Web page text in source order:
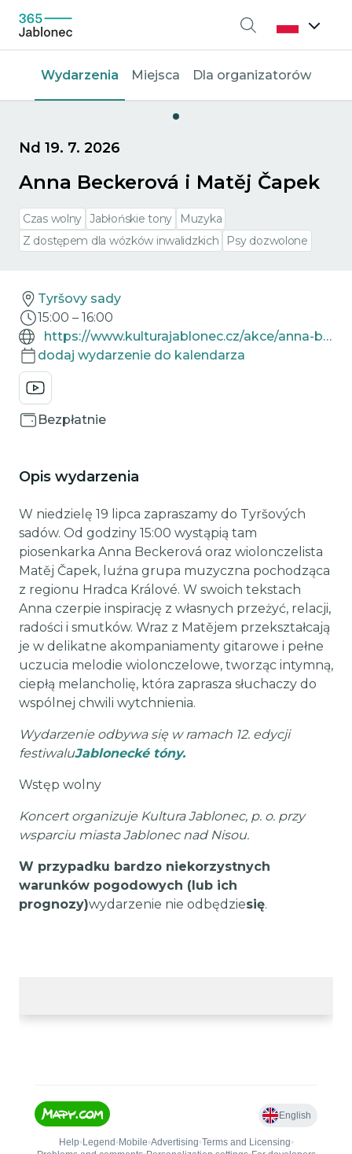
Wyszukiwanie
Wydarzenia Miejsca Dla organizatorów
Nd 19. 7. 2026
Anna Beckerová i Matěj Čapek
Czas wolny Jabłońskie tony
Muzyka
Z dostępem dla wózków inwalidzkich
Psy dozwolone
Tyršovy sady
15:00 – 16:00
https://www.kulturajablonec.cz/akce/anna-beckerova-matej-capek/
dodaj wydarzenie do kalendarza
Bezpłatnie
Opis wydarzenia
W niedzielę 19 lipca zapraszamy do Tyršových
sadów. Od godziny 15:00 wystąpią tam
piosenkarka Anna Beckerová oraz wiolonczelista
Matěj Čapek, luźna grupa muzyczna pochodząca
z regionu Hradca Králové. W swoich tekstach
Anna czerpie inspirację z własnych przeżyć, relacji,
radości i smutków. Wraz z Matějem przekształcają
je w delikatne akompaniamenty gitarowe i pełne
uczucia melodie wiolonczelowe, tworząc intymną,
ciepłą melancholię, która zaprasza słuchaczy do
wspólnej chwili wytchnienia.
Wydarzenie odbywa się w ramach 12. edycji
festiwaluJablonecké tóny.
Wstęp wolny
Koncert organizuje Kultura Jablonec, p. o. przy
wsparciu miasta Jablonec nad Nisou.
W przypadku bardzo niekorzystnych
warunków pogodowych (lub ich
prognozy)wydarzenie nie odbędziesię.